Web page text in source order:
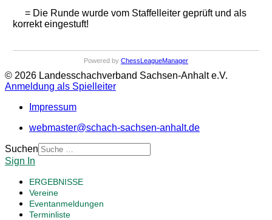
= Die Runde wurde vom Staffelleiter geprüft und als
korrekt eingestuft!
Powered by ChessLeagueManager
© 2026 Landesschachverband Sachsen-Anhalt e.V.
Anmeldung als Spielleiter
Impressum
webmaster@schach-sachsen-anhalt.de
Suchen
Sign In
ERGEBNISSE
Vereine
Eventanmeldungen
Terminliste